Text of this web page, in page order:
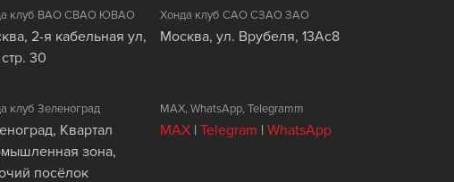
клуб ВАО СВАО ЮВАО
2-я кабельная ул,
30
Хонда клуб САО СЗАО ЗАО
Москва, ул. Врубеля, 13Ас8
клуб Зеленоград
Квартал
зона,
посёлок
MAX, WhatsApp, Telegramm
MAX |Telegram |WhatsApp